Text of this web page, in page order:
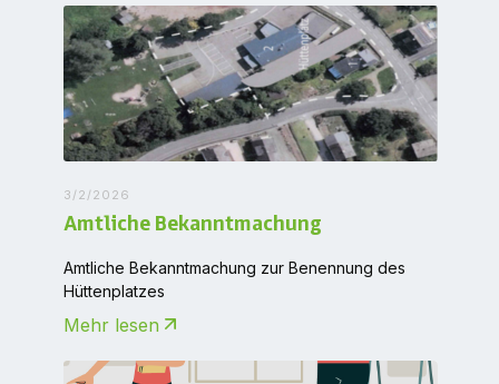
3/2/2026
Amtliche Bekanntmachung
Amtliche Bekanntmachung zur Benennung des
Hüttenplatzes
Mehr lesen